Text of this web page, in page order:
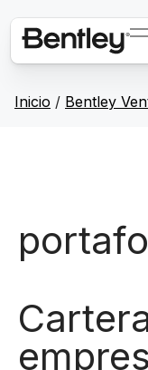
Inicio / Bentley